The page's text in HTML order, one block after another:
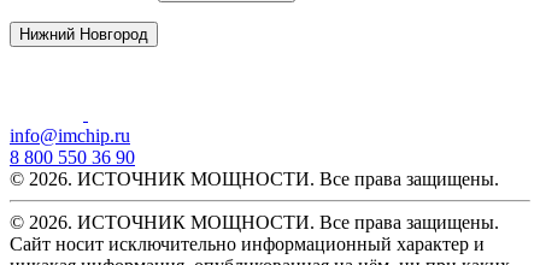
Нижний Новгород
info@imchip.ru
8 800 550 36 90
© 2026. ИСТОЧНИК МОЩНОСТИ. Все права защищены.
© 2026. ИСТОЧНИК МОЩНОСТИ. Все права защищены.
Сайт носит исключительно информационный характер и